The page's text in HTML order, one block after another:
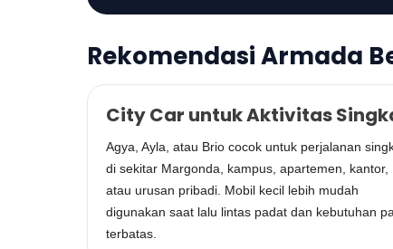
Rekomendasi Armada
City Car untuk Aktivitas
Agya, Ayla, atau Brio cocok untuk perjalanan
di sekitar Margonda, kampus, apartemen, kantor,
atau urusan pribadi. Mobil kecil lebih mudah
digunakan saat lalu lintas padat dan kebutuhan
terbatas.